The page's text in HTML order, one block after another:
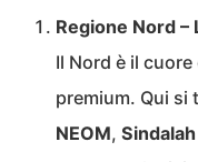
Regione Nord –
Il Nord è il
premium. Qui si
NEOM, Sindalah